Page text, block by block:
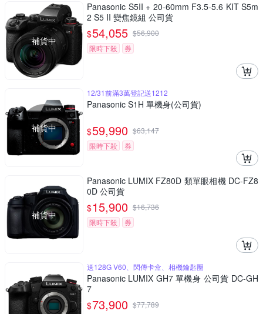
補貨中
Panasonic S5II + 20-60mm F3.5-5.6 KIT S5m
2 S5 II 變焦鏡組 公司貨
$54,055 $56,900
限時下殺
券
補貨中
12/31前滿3萬登記送1212
Panasonic S1H 單機身(公司貨)
$59,990 $63,147
限時下殺
券
補貨中
Panasonic LUMIX FZ80D 類單眼相機 DC-FZ8
0D 公司貨
$15,900 $16,736
限時下殺
券
送128G V60、閃傳卡盒、相機鑰匙圈
Panasonic LUMIX GH7 單機身 公司貨 DC-GH
7
$73,900 $77,789